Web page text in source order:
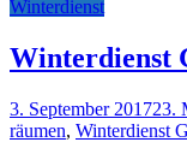
Winterdienst
Winterdienst
3. September 201723.
räumen, Winterdienst